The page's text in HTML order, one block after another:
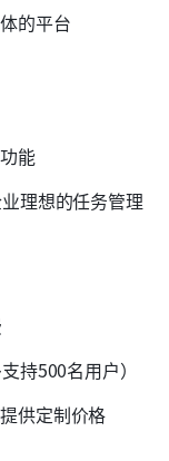
的平台
能
理想的任务管理
持500名用户）
供定制价格